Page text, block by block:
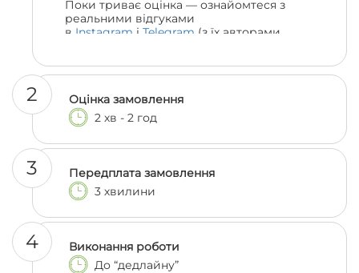
Поки триває оцінка — ознайомтеся з
реальними відгуками
в Instagram і Telegram (з їх авторами
2
Оцінка замовлення
2 хв - 2 год
3
Передплата замовлення
3 хвилини
4
Виконання роботи
До “дедлайну”